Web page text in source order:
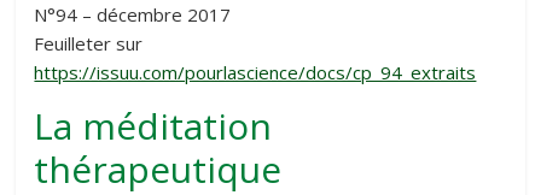
N°94 – décembre 2017
Feuilleter sur
https://issuu.com/pourlascience/docs/cp_94_extraits
La méditation
thérapeutique